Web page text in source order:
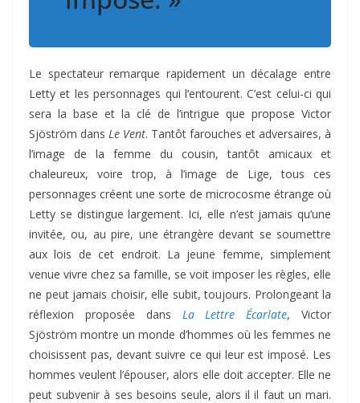
Le spectateur remarque rapidement un décalage entre
Letty et les personnages qui l’entourent. C’est celui-ci qui
sera la base et la clé de l’intrigue que propose Victor
Sjöström dans Le Vent. Tantôt farouches et adversaires, à
l’image de la femme du cousin, tantôt amicaux et
chaleureux, voire trop, à l’image de Lige, tous ces
personnages créent une sorte de microcosme étrange où
Letty se distingue largement. Ici, elle n’est jamais qu’une
invitée, ou, au pire, une étrangère devant se soumettre
aux lois de cet endroit. La jeune femme, simplement
venue vivre chez sa famille, se voit imposer les règles, elle
ne peut jamais choisir, elle subit, toujours. Prolongeant la
réflexion proposée dans La Lettre Écarlate, Victor
Sjöström montre un monde d’hommes où les femmes ne
choisissent pas, devant suivre ce qui leur est imposé. Les
hommes veulent l’épouser, alors elle doit accepter. Elle ne
peut subvenir à ses besoins seule, alors il il faut un mari.